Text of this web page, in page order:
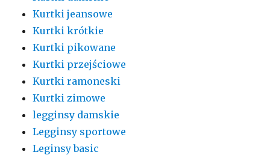
Kurtki jeansowe
Kurtki krótkie
Kurtki pikowane
Kurtki przejściowe
Kurtki ramoneski
Kurtki zimowe
legginsy damskie
Legginsy sportowe
Leginsy basic